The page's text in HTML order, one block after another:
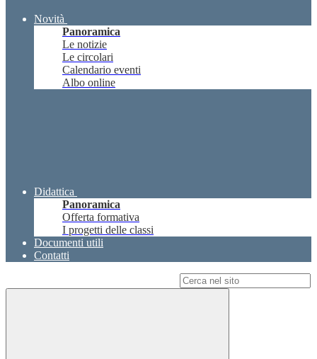
Novità
Panoramica
Le notizie
Le circolari
Calendario eventi
Albo online
Didattica
Panoramica
Offerta formativa
I progetti delle classi
Documenti utili
Contatti